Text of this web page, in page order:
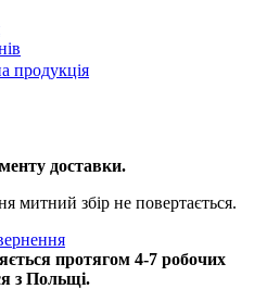
продукція
доставки.
митний збір не повертається.
протягом 4-7 робочих
з Польщі.